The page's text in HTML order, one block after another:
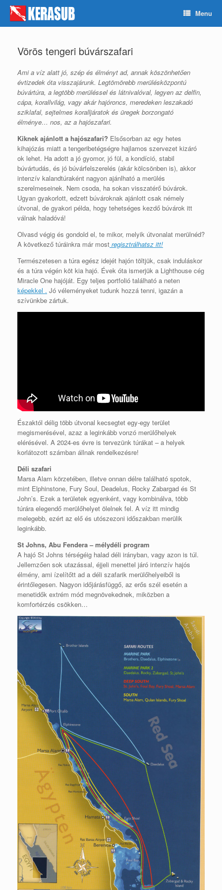
Skip
content
Menu
Vörös tengeri búvárszafari
Ami a víz alatt jó, szép és élményt ad, annak köszönhetően
évtizedek óta visszajárunk. Legtömörebb merülésközpontú
búvártúra, a legtöbb merüléssel és látnivalóval, legyen az delfin,
cápa, korallvilág, vagy akár hajóroncs, meredeken leszakadó
sziklafal, sejtelmes koralljáratok és üregek borzongató
élménye… nos, az a hajószafari.
Kiknek ajánlott a hajószafari? Elsősorban az egy hetes
kihajózás miatt a tengeribetégségre hajlamos szervezet kizáró
ok lehet. Ha adott a jó gyomor, jó fül, a kondíció, stabil
búvártudás, és jó búvárfelszerelés (akár kölcsönben is), akkor
intenzív kalandtúraként nagyon ajánlható a merülés
szerelmeseinek. Nem csoda, ha sokan visszatérő búvárok.
Ugyan gyakorlott, edzett búvároknak ajánlott csak némely
útvonal, de gyakori példa, hogy tehetséges kezdő búvárok itt
válnak haladóvá!
Olvasd végig és gondold el, te mikor, melyik útvonalat merülnéd?
A következő túráinkra már most regisztrálhatsz itt!
Természetesen a túra egész idejét hajón töltjük, csak induláskor
és a túra végén köt kia hajó. Évek óta ismerjük a Lighthouse cég
Miracle One hajóját. Egy teljes portfolió található a neten
képekkel . Jó véleményeket tudunk hozzá tenni, igazán a
szívünkbe zártuk.
Északtól délig több útvonal kecsegtet egy-egy terület
megismerésével, azaz a leginkább vonzó merülőhelyek
elérésével. A 2024-es évre is tervezünk túrákat – a helyek
korlátozott számban állnak rendelkezésre!
Déli szafari
Marsa Alam körzetében, illetve onnan délre található spotok,
mint Elphinstone, Fury Soul, Deadelus, Rocky Zabargad és St
John’s. Ezek a területek egyenként, vagy kombinálva, több
túrára elegendő merülőhelyet ölelnek fel. A víz itt mindig
melegebb, ezért az elő és utószezoni időszakban merülik
leginkább.
St Johns, Abu Fendera – mélydéli program
A hajó St Johns térségéig halad déli irányban, vagy azon is túl.
Jellemzően sok utazással, éjjeli menettel járó intenzív hajós
élmény, ami ízelítőtt ad a déli szafarik merülőhelyeiből is
érintőlegesen. Nagyon időjárásfüggő, az erős szél esetén a
menetidők extrém mód megnövekednek, miközben a
komfortérzés csökken…